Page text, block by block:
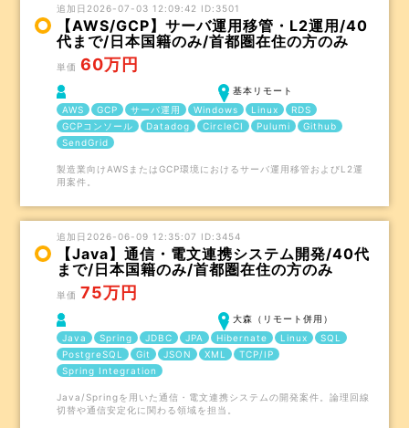
追加日2026-07-03 12:09:42 ID:3501
【AWS/GCP】サーバ運用移管・L2運用/40
代まで/日本国籍のみ/首都圏在住の方のみ
単価 60万円
基本リモート
AWS
GCP サーバ運用 Windows Linux
RDS
GCPコンソール
Datadog CircleCI Pulumi
Github
SendGrid
製造業向けAWSまたはGCP環境におけるサーバ運用移管およびL2運
用案件。
追加日2026-06-09 12:35:07 ID:3454
【Java】通信・電文連携システム開発/40代
まで/日本国籍のみ/首都圏在住の方のみ
単価 75万円
大森（リモート併用）
Java
Spring JDBC JPA Hibernate Linux
SQL
PostgreSQL
Git JSON XML
TCP/IP
Spring Integration
Java/Springを用いた通信・電文連携システムの開発案件。論理回線
切替や通信安定化に関わる領域を担当。